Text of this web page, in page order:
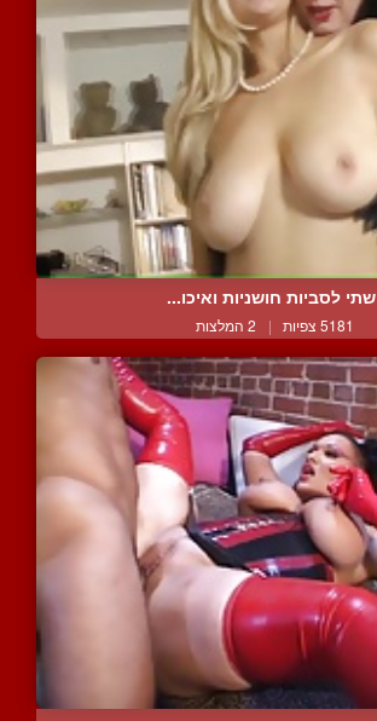
שתי לסביות חושניות ואיכו...
5181 צפיות | 2 המלצות